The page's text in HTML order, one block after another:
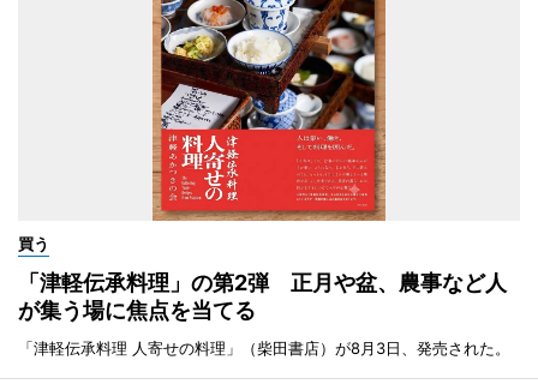
買う
「津軽伝承料理」の第2弾 正月や盆、農事など人
が集う場に焦点を当てる
「津軽伝承料理 人寄せの料理」（柴田書店）が8月3日、発売された。